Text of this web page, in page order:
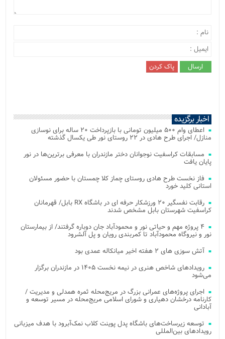
اخبار برگزیده
اعطای وام ۵۰۰ میلیون تومانی با بازپرداخت ۲۰ ساله برای نوسازی
منازل/ اجرای طرح هادی در ۲۲ روستای نور طی یکسال گذشته
مسابقات کراسفیت نوجوانان دختر مازندران با معرفی برترین‌ها در نور
پایان یافت
فاز نخست طرح هادی روستای چماز کلا چمستان با حضور مسئولان
استانی کلید خورد
رقابت نفسگیر ۲۰ ورزشکار حرفه ای در باشگاه RX بابل/ قهرمانان
کراسفیت شهرستان بابل مشخص شدند
۴ پروژه مهم و حیاتی نور و محمودآباد جان دوباره گرفتند/ از بیمارستان
نور و نیروگاه محمودآباد تا کمربندی رویان و پل آلشرود
آتش‌ سوزی‌ های ۲ هفته اخیر میانکاله عمدی بود
رویدادهای شاخص هنری در نیمه نخست ۱۴۰۵ در مازندران برگزار
می‌شود
اجرای پروژه‌های عمرانی بزرگ در مریج‌محله ثمره همدلی و مدیریت /
کارنامه درخشان دهیاری و شورای اسلامی مریج‌محله در مسیر توسعه و
آبادانی
توسعه زیرساخت‌های باشگاه پدل پوینت کلاب نمک‌آبرود با هدف میزبانی
رویدادهای بین‌المللی